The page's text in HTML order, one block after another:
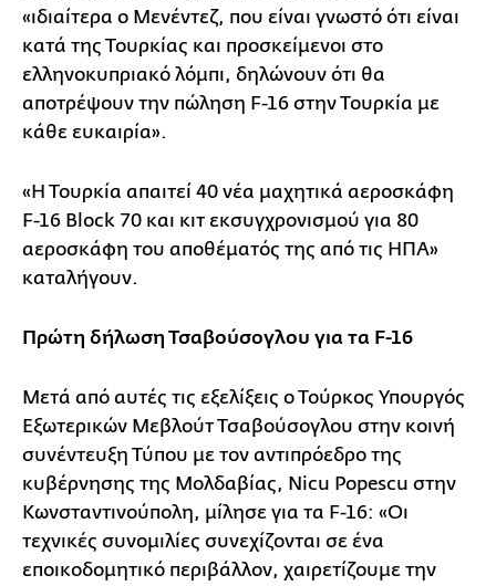
«ιδιαίτερα ο Μενέντεζ, που είναι γνωστό ότι είναι
κατά της Τουρκίας και προσκείμενοι στο
ελληνοκυπριακό λόμπι, δηλώνουν ότι θα
αποτρέψουν την πώληση F-16 στην Τουρκία με
κάθε ευκαιρία».
«Η Τουρκία απαιτεί 40 νέα μαχητικά αεροσκάφη
F-16 Block 70 και κιτ εκσυγχρονισμού για 80
αεροσκάφη του αποθέματός της από τις ΗΠΑ»
καταλήγουν.
Πρώτη δήλωση Τσαβούσογλου για τα F-16
Μετά από αυτές τις εξελίξεις ο Τούρκος Υπουργός
Εξωτερικών Μεβλούτ Τσαβούσογλου στην κοινή
συνέντευξη Τύπου με τον αντιπρόεδρο της
κυβέρνησης της Μολδαβίας, Nicu Popescu στην
Κωνσταντινούπολη, μίλησε για τα F-16: «Οι
τεχνικές συνομιλίες συνεχίζονται σε ένα
εποικοδομητικό περιβάλλον, χαιρετίζουμε την